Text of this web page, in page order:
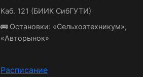
Каб. 121 (БИИК СибГУТИ)
🚌 Остановки: «Сельхозтехникум»,
«Авторынок»
Расписание